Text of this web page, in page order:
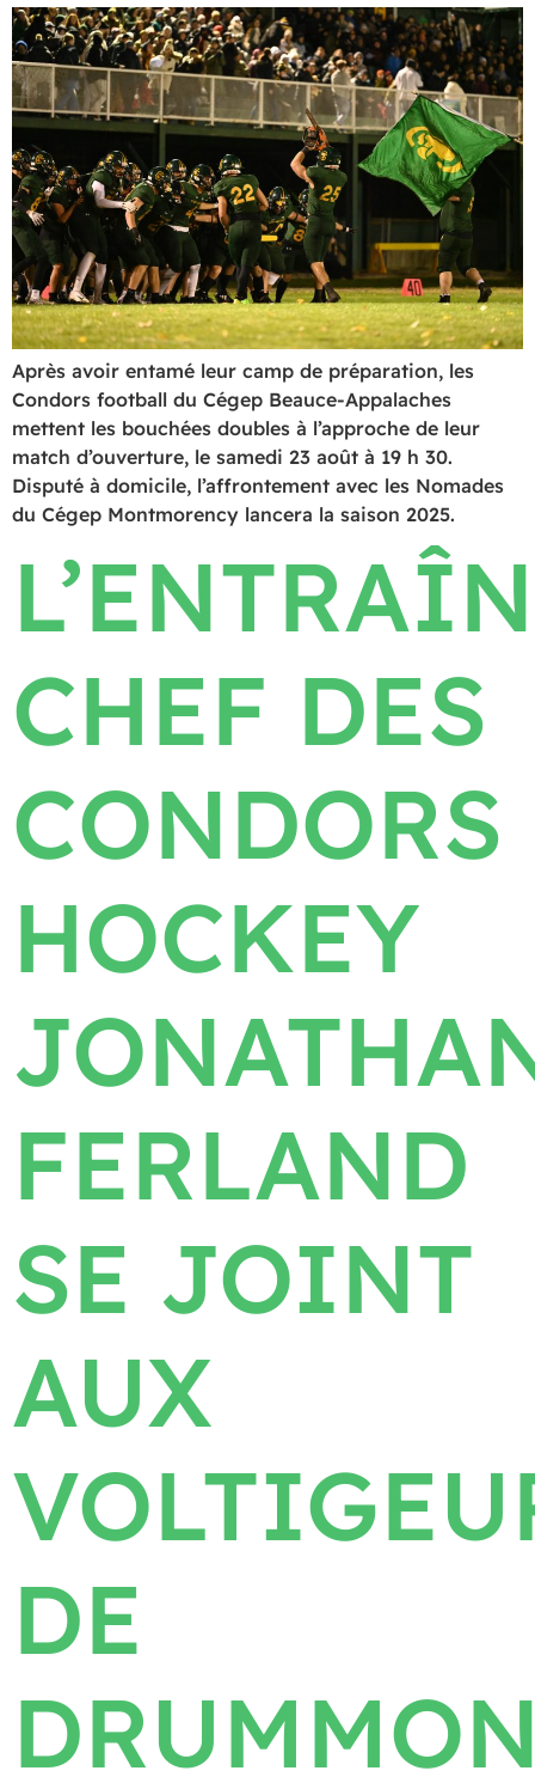
Après avoir entamé leur camp de préparation, les
Condors football du Cégep Beauce-Appalaches
mettent les bouchées doubles à l’approche de leur
match d’ouverture, le samedi 23 août à 19 h 30.
Disputé à domicile, l’affrontement avec les Nomades
du Cégep Montmorency lancera la saison 2025.
CHEF DES
CONDORS
HOCKEY
FERLAND
SE JOINT
AUX
DE